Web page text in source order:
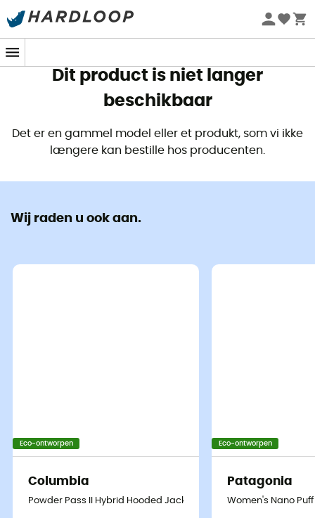
Zomeraanbiedingen 🔥 -5% EXTRA vanaf 2 producten* met
Dit product is niet langer
beschikbaar
Det er en gammel model eller et produkt, som vi ikke
længere kan bestille hos producenten.
Wij raden u ook aan.
Eco-ontworpen
Columbia
Powder Pass II Hybrid Hooded Jacket - Donsjack - Dames
Eco-ontworpen
Patagonia
Women's Nano
Om snel te klimmen ondanks de sneeuw, uw vertrekken